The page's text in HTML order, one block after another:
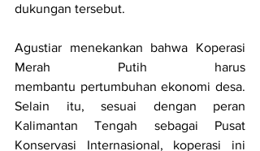
dukungan tersebut.
Agustiar menekankan bahwa Koperasi
Merah Putih harus
membantu pertumbuhan ekonomi desa.
Selain itu, sesuai dengan peran
Kalimantan Tengah sebagai Pusat
Konservasi Internasional, koperasi ini